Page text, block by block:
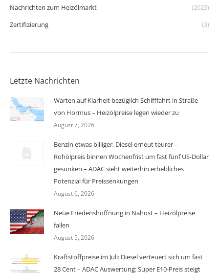
Nachrichten zum Heizölmarkt
(2025)
Zertifizierung
(3)
Letzte Nachrichten
Warten auf Klarheit bezüglich Schifffahrt in Straße
von Hormus – Heizölpreise legen wieder zu
August 7, 2026
Benzin etwas billiger, Diesel erneut teurer –
Rohölpreis binnen Wochenfrist um fast fünf US-Dollar
gesunken – ADAC sieht weiterhin erhebliches
Potenzial für Preissenkungen
August 6, 2026
Neue Friedenshoffnung in Nahost – Heizölpreise
fallen
August 5, 2026
Kraftstoffpreise im Juli: Diesel verteuert sich um fast
28 Cent – ADAC Auswertung: Super E10-Preis steigt